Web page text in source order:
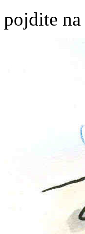
pojdite na